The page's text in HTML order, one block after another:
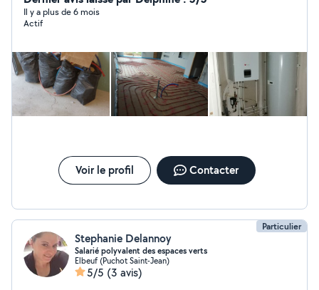
Il y a plus de 6 mois
Actif
Voir le profil Contacter
Particulier
Stephanie Delannoy
Salarié polyvalent des espaces verts
Elbeuf (Puchot Saint-Jean)
5/5 (3 avis)